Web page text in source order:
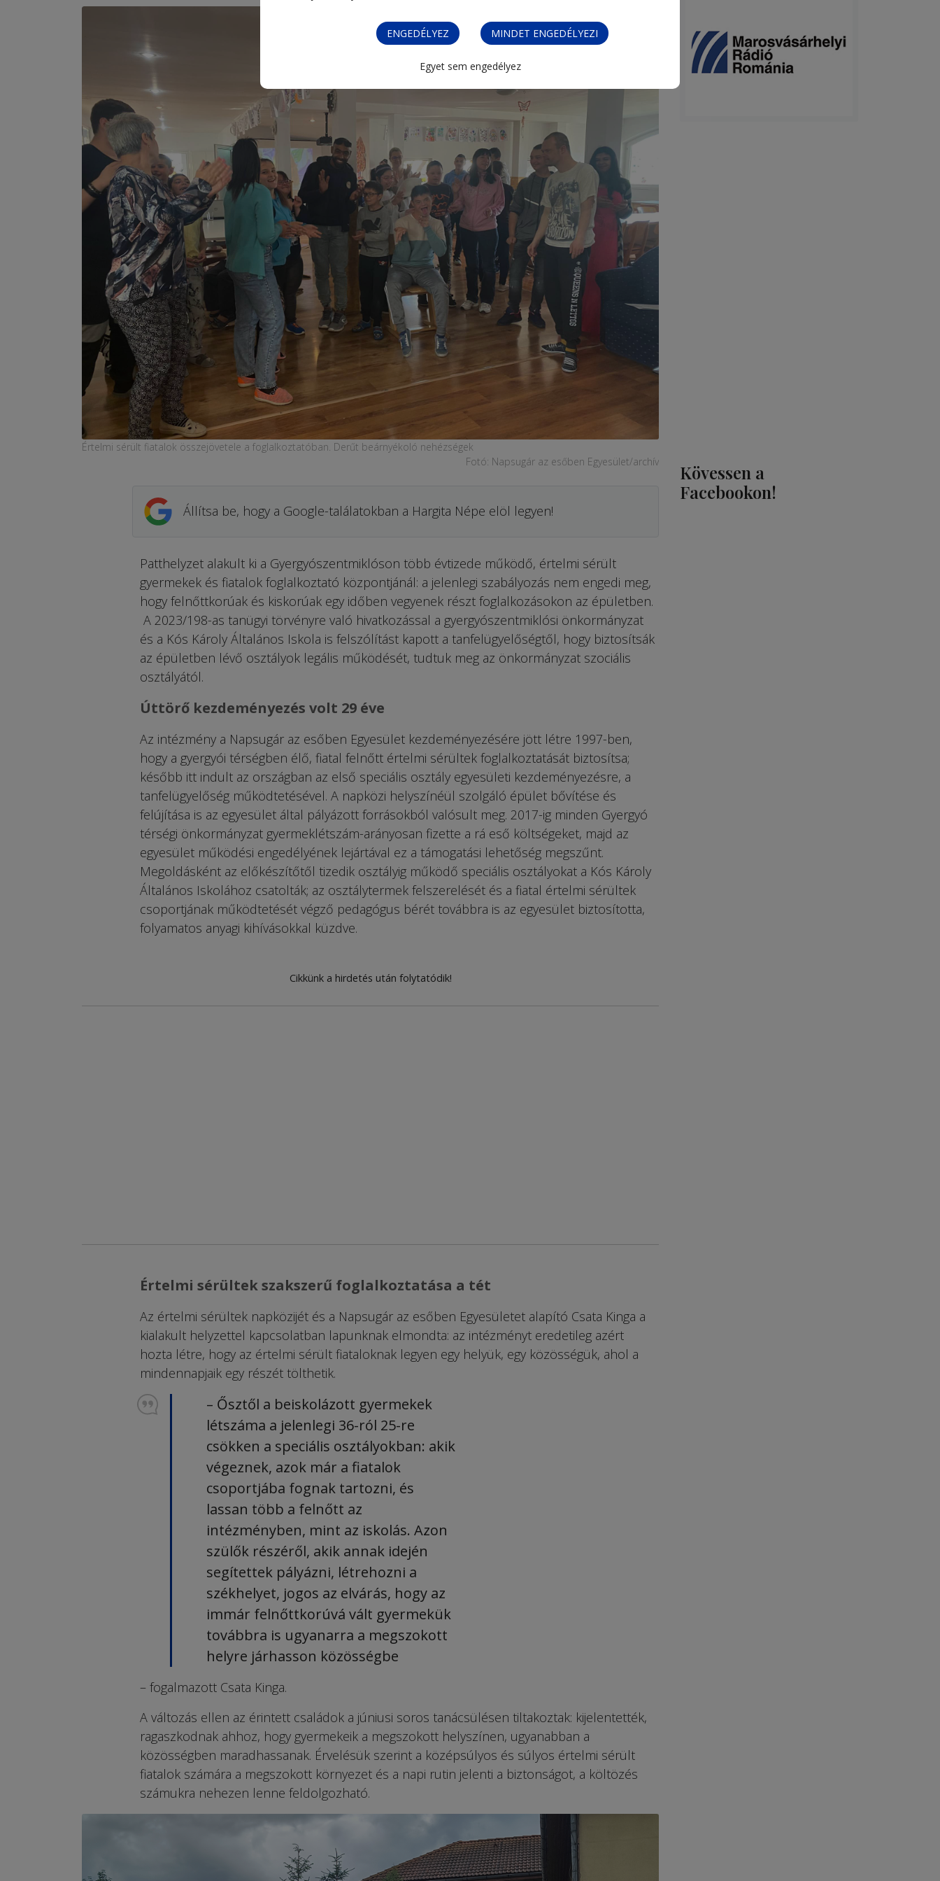
ENGEDÉLYEZ MINDET ENGEDÉLYEZI
Egyet sem engedélyez
Értelmi sérült fiatalok összejövetele a foglalkoztatóban. Derűt beárnyékoló nehézségek
Fotó: Napsugár az esőben Egyesület/archív
Állítsa be, hogy a Google-találatokban a Hargita Népe elöl legyen!
Patthelyzet alakult ki a Gyergyószentmiklóson több évtizede működő, értelmi sérült
gyermekek és fiatalok foglalkoztató központjánál: a jelenlegi szabályozás nem engedi meg,
hogy felnőttkorúak és kiskorúak egy időben vegyenek részt foglalkozásokon az épületben.
A 2023/198-as tanügyi törvényre való hivatkozással a gyergyószentmiklósi önkormányzat
és a Kós Károly Általános Iskola is felszólítást kapott a tanfelügyelőségtől, hogy biztosítsák
az épületben lévő osztályok legális működését, tudtuk meg az önkormányzat szociális
osztályától.
Úttörő kezdeményezés volt 29 éve
Az intézmény a Napsugár az esőben Egyesület kezdeményezésére jött létre 1997-ben,
hogy a gyergyói térségben élő, fiatal felnőtt értelmi sérültek foglalkoztatását biztosítsa;
később itt indult az országban az első speciális osztály egyesületi kezdeményezésre, a
tanfelügyelőség működtetésével. A napközi helyszínéül szolgáló épület bővítése és
felújítása is az egyesület által pályázott forrásokból valósult meg. 2017-ig minden Gyergyó
térségi önkormányzat gyermeklétszám-arányosan fizette a rá eső költségeket, majd az
egyesület működési engedélyének lejártával ez a támogatási lehetőség megszűnt.
Megoldásként az előkészítőtől tizedik osztályig működő speciális osztályokat a Kós Károly
Általános Iskolához csatolták; az osztálytermek felszerelését és a fiatal értelmi sérültek
csoportjának működtetését végző pedagógus bérét továbbra is az egyesület biztosította,
folyamatos anyagi kihívásokkal küzdve.
Cikkünk a hirdetés után folytatódik!
Értelmi sérültek szakszerű foglalkoztatása a tét
Az értelmi sérültek napközijét és a Napsugár az esőben Egyesületet alapító Csata Kinga a
kialakult helyzettel kapcsolatban lapunknak elmondta: az intézményt eredetileg azért
hozta létre, hogy az értelmi sérült fiataloknak legyen egy helyük, egy közösségük, ahol a
mindennapjaik egy részét tölthetik.
– Ősztől a beiskolázott gyermekek
létszáma a jelenlegi 36-ról 25-re
csökken a speciális osztályokban: akik
végeznek, azok már a fiatalok
csoportjába fognak tartozni, és
lassan több a felnőtt az
intézményben, mint az iskolás. Azon
szülők részéről, akik annak idején
segítettek pályázni, létrehozni a
székhelyet, jogos az elvárás, hogy az
immár felnőttkorúvá vált gyermekük
továbbra is ugyanarra a megszokott
helyre járhasson közösségbe
– fogalmazott Csata Kinga.
A változás ellen az érintett családok a júniusi soros tanácsülésen tiltakoztak: kijelentették,
ragaszkodnak ahhoz, hogy gyermekeik a megszokott helyszínen, ugyanabban a
közösségben maradhassanak. Érvelésük szerint a középsúlyos és súlyos értelmi sérült
fiatalok számára a megszokott környezet és a napi rutin jelenti a biztonságot, a költözés
számukra nehezen lenne feldolgozható.
Kövessen a
Facebookon!